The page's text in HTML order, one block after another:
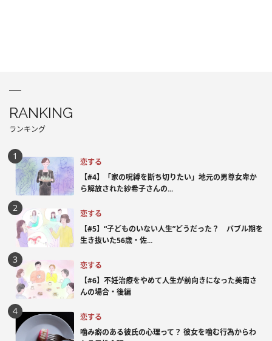
RANKING
ランキング
恋する
【#4】「家の呪縛を断ち切りたい」地元の男尊女卑か
ら解放された紗希子さんの...
恋する
【#5】“子どものいない人生”どうだった？ バブル期を
生き抜いた56歳・佐...
恋する
【#6】不妊治療をやめて人生が前向きになった美南さ
んの場合・後編
恋する
噛み癖のある彼氏の心理って？ 彼女を噛む行為からわ